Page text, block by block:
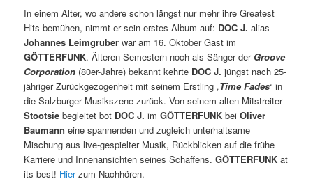
In einem Alter, wo andere schon längst nur mehr ihre Greatest
Hits bemühen, nimmt er sein erstes Album auf: DOC J. alias
Johannes Leimgruber war am 16. Oktober Gast im
GÖTTERFUNK. Älteren Semestern noch als Sänger der Groove
Corporation (80er-Jahre) bekannt kehrte DOC J. jüngst nach 25-
jähriger Zurückgezogenheit mit seinem Erstling „Time Fades“ in
die Salzburger Musikszene zurück. Von seinem alten Mitstreiter
Stootsie begleitet bot DOC J.im GÖTTERFUNK beiOliver
Baumann eine spannenden und zugleich unterhaltsame
Mischung aus live-gespielter Musik, Rückblicken auf die frühe
Karriere und Innenansichten seines Schaffens.GÖTTERFUNK at
its best! Hierzum Nachhören.